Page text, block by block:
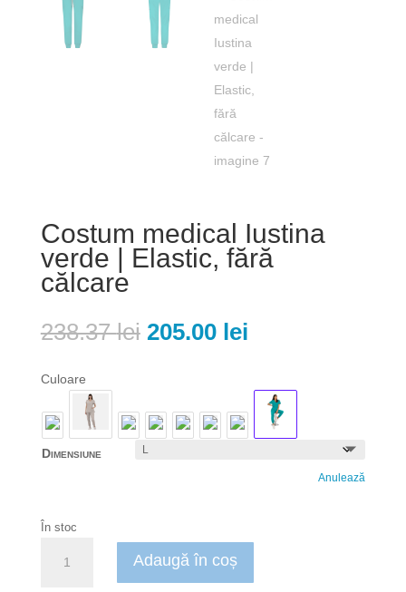
Costum medical Iustina
verde | Elastic, fără
călcare
238.37lei Prețul
238.37 lei.
205.00 leiPrețul
205.00 lei.
Culoare
Dimensiune
Anulează
În stoc
Costum
Adaugă în coș